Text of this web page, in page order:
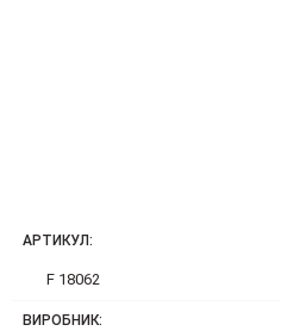
АРТИКУЛ:
F 18062
ВИРОБНИК: